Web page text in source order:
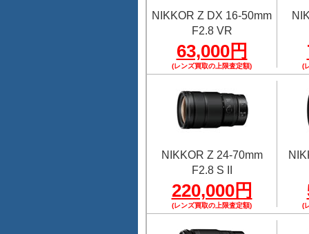
NIKKOR Z DX 16-50mm
F2.8 VR
63,000円
(レンズ買取の上限査定額) (
NIKKOR Z 24-70mm
F2.8 S II
220,000円
(レンズ買取の上限査定額) (